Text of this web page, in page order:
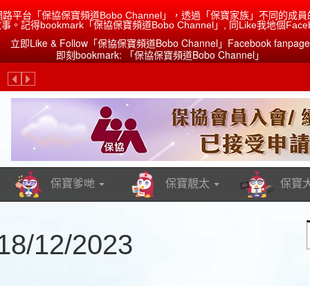
平台「保協保寶頻道Bobo Channel」，透過「保寶家族」不同的成
。記得bookmark「保協保寶頻道Bobo Channel」, 同Like我地個
立即Like & Follow「保協保寶頻道Bobo Channel」Facebook fanpage
即刻bookmark: 「保協保寶頻道Bobo Channel」
分紅保單「兩年一檢」應該點理解？
Previous
Next
保寶爹哋 保寶靚太 保寶
12/2023